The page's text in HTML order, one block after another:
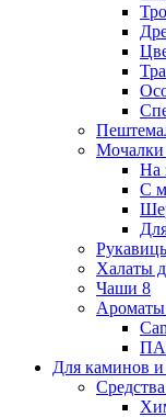
Мочалки
На
С
Халаты
Чаши 8
Ароматы
Для каминов и